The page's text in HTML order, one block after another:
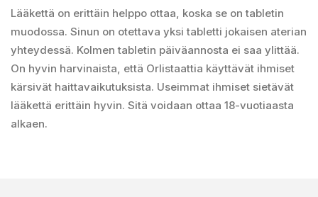
Lääkettä on erittäin helppo ottaa, koska se on tabletin
muodossa. Sinun on otettava yksi tabletti jokaisen aterian
yhteydessä. Kolmen tabletin päiväannosta ei saa ylittää.
On hyvin harvinaista, että Orlistaattia käyttävät ihmiset
kärsivät haittavaikutuksista. Useimmat ihmiset sietävät
lääkettä erittäin hyvin. Sitä voidaan ottaa 18-vuotiaasta
alkaen.